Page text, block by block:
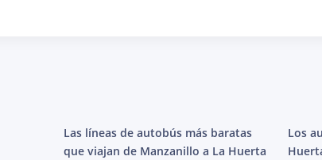
Las líneas de autobús más baratas
que viajan de Manzanillo a La Huerta
Los